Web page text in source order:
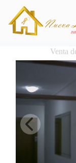
Venta